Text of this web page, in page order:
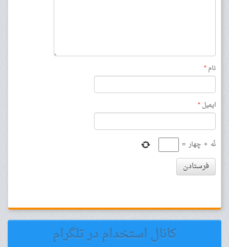
نام*
ایمیل*
نُه + چهار =
فرستادن
کانال استخدام در تلگرام